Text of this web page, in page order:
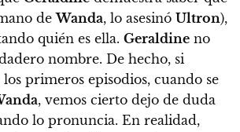
deWanda, lo asesinó Ultron),
quién es ella. Geraldine no
nombre. De hecho, si
primeros episodios, cuando se
, vemos cierto dejo de duda
lo pronuncia. En realidad,